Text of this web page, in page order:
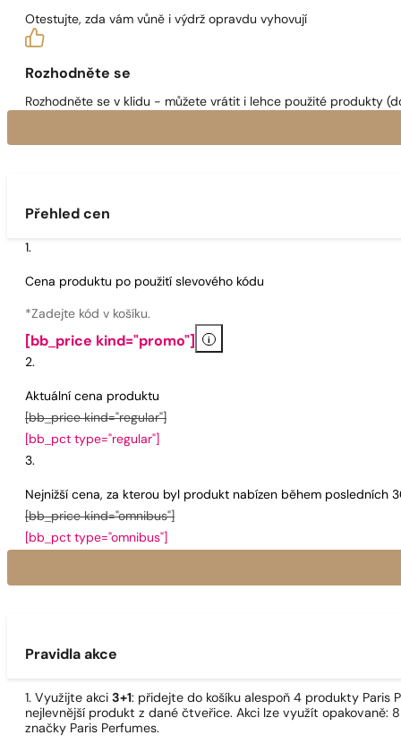
Otestujte, zda vám vůně i výdrž opravdu vyhovují
Rozhodněte se
Rozhodněte se v klidu - můžete vrátit i lehce použité produkty
Přehled cen
Cena produktu po použití slevového kódu
*Zadejte kód v košíku.
[bb_price kind="promo"] i
Aktuální cena produktu
[bb_price kind="regular"]
[bb_pct type="regular"]
Nejnižší cena, za kterou byl produkt nabízen během posledních
[bb_price kind="omnibus"]
[bb_pct type="omnibus"]
Pravidla akce
1. Využijte akci 3+1: přidejte do košíku alespoň 4 produkty
nejlevnější produkt z dané čtveřice. Akci lze využít opakovaně:
značky Paris Perfumes.